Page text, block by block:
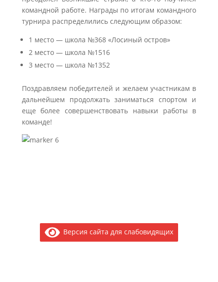
командной работе. Награды по итогам командного
турнира распределились следующим образом:
1 место — школа №368 «Лосиный остров»
2 место — школа №1516
3 место — школа №1352
Поздравляем победителей и желаем участникам в
дальнейшем продолжать заниматься спортом и
еще более совершенствовать навыки работы в
команде!
Версия сайта для слабовидящих